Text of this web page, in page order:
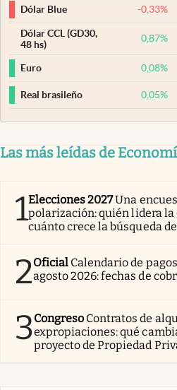
Dólar Blue -0,33%
Dólar CCL (GD30,
48 hs)
0,87%
Euro 0,08%
Real brasileño 0,05%
Las más leídas de
1Elecciones 2027Una
polarización: quién lidera
cuánto crece la búsqueda
2Oficial Calendario de
agosto 2026: fechas de
3Congreso Contratos de
expropiaciones: qué
proyecto de Propiedad